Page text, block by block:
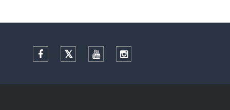
Facebook TwitterYouTubeInstagram